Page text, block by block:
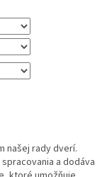
našej rady dverí.
a dodáva